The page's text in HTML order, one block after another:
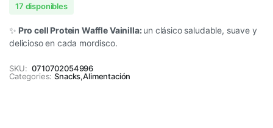
17 disponibles
✨ Pro cell Protein Waffle Vainilla:un clásico saludable, suave y
delicioso en cada mordisco.
SKU: 0710702054996
Categories: Snacks,Alimentación